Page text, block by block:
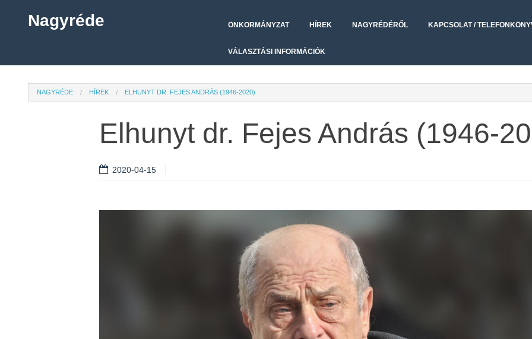
Nagyréde ÖNKORMÁNYZAT HÍREK NAGYRÉDÉRŐL KAPCSOLAT /
VÁLASZTÁSI INFORMÁCIÓK
NAGYRÉDE HÍREK ELHUNYT DR. FEJES ANDRÁS (1946-2020)
Elhunyt dr. Fejes András (1946-
2020-04-15